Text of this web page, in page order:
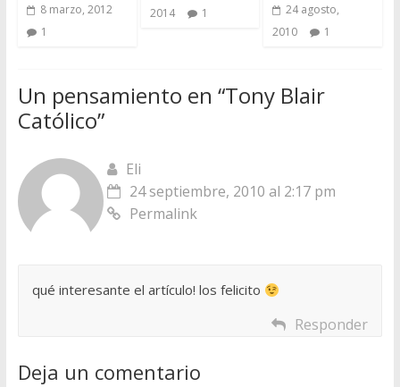
8 marzo, 2012
1
2014
1
24 agosto,
2010
1
Un pensamiento en “Tony Blair
Católico”
Eli
24 septiembre, 2010 al 2:17 pm
Permalink
qué interesante el artículo! los felicito
Responder
Deja un comentario